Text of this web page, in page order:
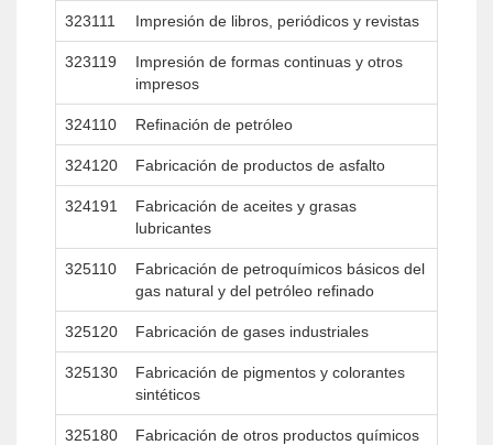
323111 Impresión de libros, periódicos y revistas
323119
Impresión de formas continuas y otros
impresos
324110 Refinación de petróleo
324120 Fabricación de productos de asfalto
324191
Fabricación de aceites y grasas
lubricantes
325110
Fabricación de petroquímicos básicos del
gas natural y del petróleo refinado
325120 Fabricación de gases industriales
325130
Fabricación de pigmentos y colorantes
sintéticos
325180
Fabricación de otros productos químicos